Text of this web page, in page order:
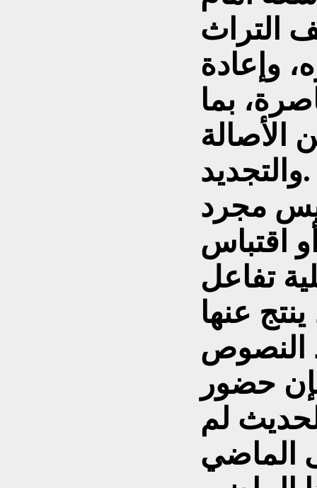
التراث
وإعادة
بما
الأصالة
والتجديد.
مجرد
اقتباس
تفاعل
عنها
النصوص
حضور
لم
الماضي